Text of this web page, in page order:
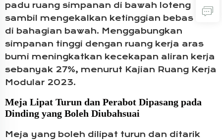
padu ruang simpanan di bawah loteng
sambil mengekalkan ketinggian bebas 7'6"
di bahagian bawah. Menggabungkan
simpanan tinggi dengan ruang kerja aras
bumi meningkatkan kecekapan aliran kerja
sebanyak 27%, menurut Kajian Ruang Kerja
Modular 2023.
Meja Lipat Turun dan Perabot Dipasang pada
Dinding yang Boleh Diubahsuai
Meja yang boleh dilipat turun dan ditarik